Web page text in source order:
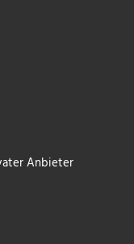
Anbieter